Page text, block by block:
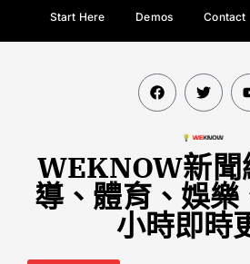
Start Here Demos Contact
WEKNOW新聞
導、體育、娛
小時即時